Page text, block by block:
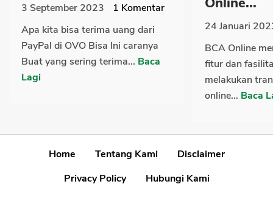
3 September 2023 1 Komentar
Apa kita bisa terima uang dari
PayPal di OVO Bisa Ini caranya
Buat yang sering terima... Baca
Lagi
24 Januari
BCA Online
fitur dan
melakukan
online... Baca
Home Tentang Kami
Disclaimer
Privacy Policy
Hubungi Kami